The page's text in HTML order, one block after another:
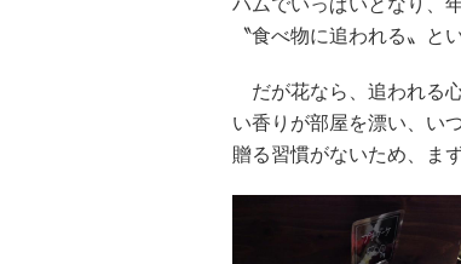
ハムでいっぱいとなり、
〝食べ物に追われる〟と
だが花なら、追われる
い香りが部屋を漂い、い
贈る習慣がないため、ま